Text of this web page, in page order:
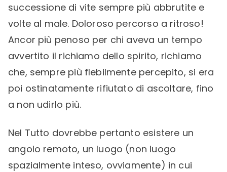
successione di vite sempre più abbrutite e
volte al male. Doloroso percorso a ritroso!
Ancor più penoso per chi aveva un tempo
avvertito il richiamo dello spirito, richiamo
che, sempre più flebilmente percepito, si era
poi ostinatamente rifiutato di ascoltare, fino
a non udirlo più.
Nel Tutto dovrebbe pertanto esistere un
angolo remoto, un luogo (non luogo
spazialmente inteso, ovviamente) in cui